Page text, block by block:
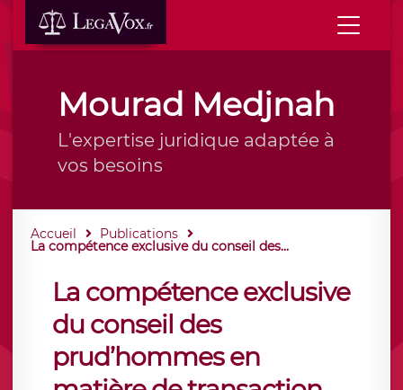
Mourad Medjnah
L'expertise juridique adaptée à
vos besoins
Accueil Publications
La compétence exclusive du conseil des...
La compétence exclusive
du conseil des
prud’hommes en